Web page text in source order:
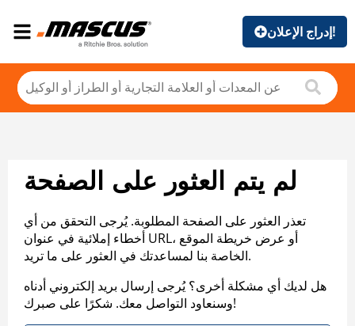
إدراج الإعلان!
لم يتم العثور على الصفحة
تعذر العثور على الصفحة المطلوبة. يُرجى التحقق من أي
أخطاء إملائية في عنوان URL، أو عرض خريطة الموقع
الخاصة بنا لمساعدتك في العثور على ما تريد.
هل لديك أي مشكلة أخرى؟ يُرجى إرسال بريد إلكتروني أدناه
وسنعاود التواصل معك. شكرًا على صبرك!